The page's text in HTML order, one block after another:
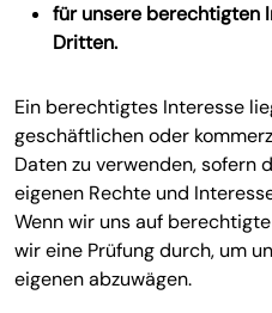
für unsere berechtigten
Dritten.
Ein berechtigtes Interesse
geschäftlichen oder
Daten zu verwenden, sofern
eigenen Rechte und
Wenn wir uns auf
wir eine Prüfung durch, um
eigenen abzuwägen.